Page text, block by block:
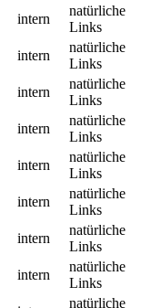
intern
natürliche
Links
intern
natürliche
Links
intern
natürliche
Links
intern
natürliche
Links
intern
natürliche
Links
intern
natürliche
Links
intern
natürliche
Links
intern
natürliche
Links
natürliche